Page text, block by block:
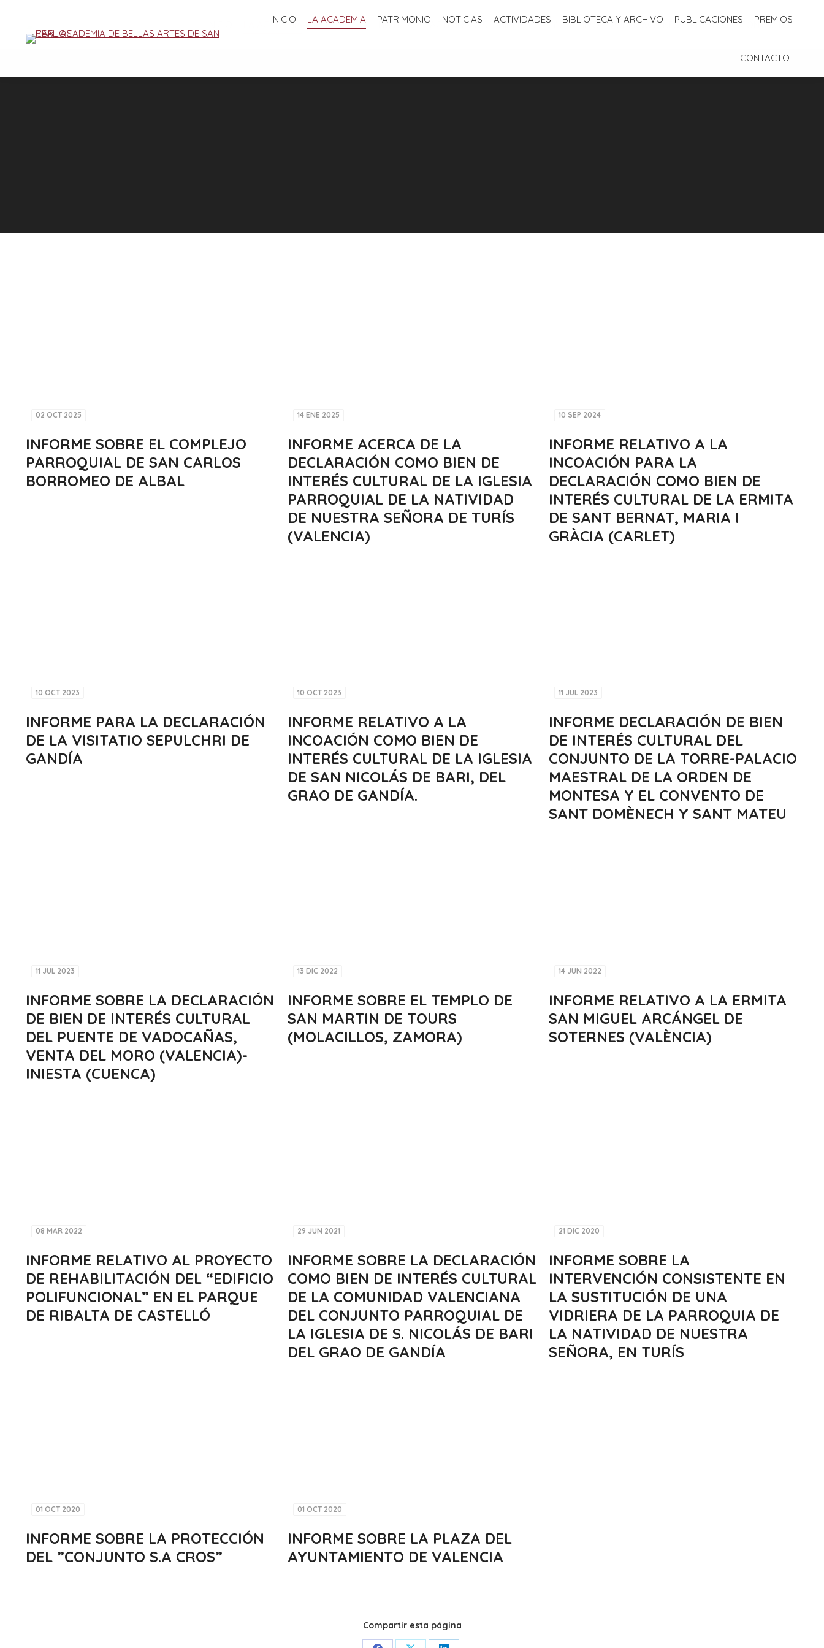
LA ACADEMIA PATRIMONIO NOTICIAS ACTIVIDADES BIBLIOTECA Y ARCHIVO PUBLICACIONES PREMIOS CONTACTO
02 OCT 2025
INFORME SOBRE EL COMPLEJO
PARROQUIAL DE SAN CARLOS
BORROMEO DE ALBAL
14 ENE 2025
INFORME ACERCA DE LA
DECLARACIÓN COMO BIEN DE
INTERÉS CULTURAL DE LA IGLESIA
PARROQUIAL DE LA NATIVIDAD
DE NUESTRA SEÑORA DE TURÍS
(VALENCIA)
10 SEP 2024
INFORME RELATIVO A LA
INCOACIÓN PARA LA
DECLARACIÓN COMO BIEN DE
INTERÉS CULTURAL DE LA ERMITA
DE SANT BERNAT, MARIA I
GRÀCIA (CARLET)
10 OCT 2023
INFORME PARA LA DECLARACIÓN
DE LA VISITATIO SEPULCHRI DE
GANDÍA
10 OCT 2023
INFORME RELATIVO A LA
INCOACIÓN COMO BIEN DE
INTERÉS CULTURAL DE LA IGLESIA
DE SAN NICOLÁS DE BARI, DEL
GRAO DE GANDÍA.
11 JUL 2023
INFORME DECLARACIÓN DE BIEN
DE INTERÉS CULTURAL DEL
CONJUNTO DE LA TORRE-PALACIO
MAESTRAL DE LA ORDEN DE
MONTESA Y EL CONVENTO DE
SANT DOMÈNECH Y SANT MATEU
11 JUL 2023
INFORME SOBRE LA DECLARACIÓN
DE BIEN DE INTERÉS CULTURAL
DEL PUENTE DE VADOCAÑAS,
VENTA DEL MORO (VALENCIA)-
INIESTA (CUENCA)
13 DIC 2022
INFORME SOBRE EL TEMPLO DE
SAN MARTIN DE TOURS
(MOLACILLOS, ZAMORA)
14 JUN 2022
INFORME RELATIVO A LA ERMITA
SAN MIGUEL ARCÁNGEL DE
SOTERNES (VALÈNCIA)
08 MAR 2022
INFORME RELATIVO AL PROYECTO
DE REHABILITACIÓN DEL “EDIFICIO
POLIFUNCIONAL” EN EL PARQUE
DE RIBALTA DE CASTELLÓ
29 JUN 2021
INFORME SOBRE LA DECLARACIÓN
COMO BIEN DE INTERÉS CULTURAL
DE LA COMUNIDAD VALENCIANA
DEL CONJUNTO PARROQUIAL DE
LA IGLESIA DE S. NICOLÁS DE BARI
DEL GRAO DE GANDÍA
21 DIC 2020
INFORME SOBRE LA
INTERVENCIÓN CONSISTENTE EN
LA SUSTITUCIÓN DE UNA
VIDRIERA DE LA PARROQUIA DE
LA NATIVIDAD DE NUESTRA
SEÑORA, EN TURÍS
01 OCT 2020
INFORME SOBRE LA PROTECCIÓN
DEL ”CONJUNTO S.A CROS”
01 OCT 2020
INFORME SOBRE LA PLAZA DEL
AYUNTAMIENTO DE VALENCIA
Compartir esta página
INICIO LA ACADEMIA PATRIMONIO NOTICIAS ACTIVIDADES BIBLIOTECA Y ARCHIVO PUBLICACIONES PREMIOS
CONTACTO